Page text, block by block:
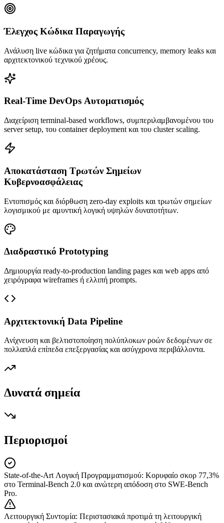
Έλεγχος Κώδικα Παραγωγής
Ανάλυση live κώδικα για ζητήματα concurrency, memory leaks και
αρχιτεκτονικού τεχνικού χρέους.
Real-Time DevOps Αυτοματισμός
Διαχείριση terminal-based workflows, συμπεριλαμβανομένου του
server setup, του container deployment και του cluster scaling.
Αποκατάσταση Τρωτών Σημείων
Κυβερνοασφάλειας
Εντοπισμός και διόρθωση zero-day exploits και τρωτών σημείων
λογισμικού με αμυντική λογική υψηλών δυνατοτήτων.
Διαδραστικό Prototyping
Δημιουργία ready-to-production landing pages και web apps από
χειρόγραφα wireframes ή ελλιπή prompts.
Αρχιτεκτονική Data Pipeline
Ανίχνευση και βελτιστοποίηση πολύπλοκων ροών δεδομένων σε
πολλαπλά επίπεδα επεξεργασίας και ασύγχρονα περιβάλλοντα.
Δυνατά σημεία
Περιορισμοί
State-of-the-Art Λογική Προγραμματισμού: Κορυφαίο σκορ 77,3%
στο Terminal-Bench 2.0 και ανώτερη απόδοση στο SWE-Bench
Pro.
Λειτουργική Συντομία: Περιστασιακά προτιμά τη λειτουργική